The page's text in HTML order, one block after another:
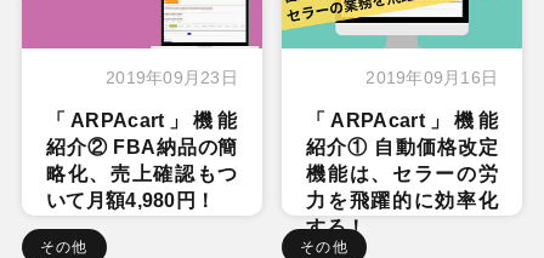
2019年09月23日
「ARPAcart」機能
紹介② FBA納品の簡
略化、売上確認もつ
いて月額4,980円！
その他
2019年09月16日
「ARPAcart」機能
紹介① 自動価格改定
機能は、セラーの労
力を飛躍的に効率化
する！
その他